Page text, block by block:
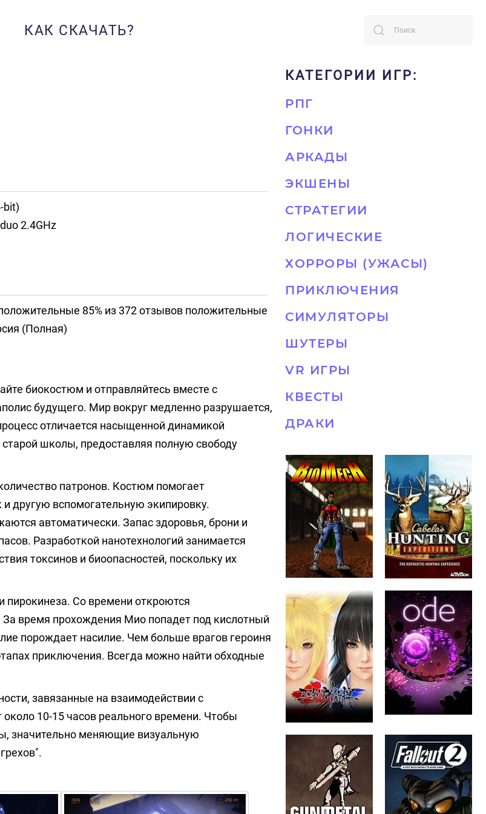
КАК СКАЧАТЬ?
bit)
2.4GHz
85% из 372 отзывов положительные
(Полная)
биокостюм и отправляйтесь вместе с
будущего. Мир вокруг медленно разрушается,
отличается насыщенной динамикой
школы, предоставляя полную свободу
патронов. Костюм помогает
другую вспомогательную экипировку.
автоматически. Запас здоровья, брони и
Разработкой нанотехнологий занимается
токсинов и биоопасностей, поскольку их
пирокинеза. Со времени откроются
время прохождения Мио попадет под кислотный
порождает насилие. Чем больше врагов героиня
приключения. Всегда можно найти обходные
завязанные на взаимодействии с
10-15 часов реального времени. Чтобы
значительно меняющие визуальную
КАТЕГОРИИ ИГР:
РПГ
ГОНКИ
АРКАДЫ
ЭКШЕНЫ
СТРАТЕГИИ
ЛОГИЧЕСКИЕ
ХОРРОРЫ (УЖАСЫ)
ПРИКЛЮЧЕНИЯ
СИМУЛЯТОРЫ
ШУТЕРЫ
VR ИГРЫ
КВЕСТЫ
ДРАКИ